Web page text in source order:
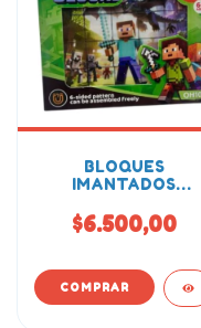
BLOQUES
IMANTADOS
$6.500,00